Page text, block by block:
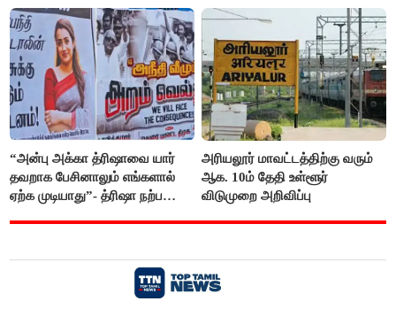
“அன்பு அக்கா த்ரிஷாவை யார்
தவறாக பேசினாலும் எங்களால்
ஏற்க முடியாது”- த்ரிஷா நற்பணி
அரியலூர் மாவட்டத்திற்கு வரும்
ஆக. 10ம் தேதி உள்ளூர்
விடுமுறை அறிவிப்பு